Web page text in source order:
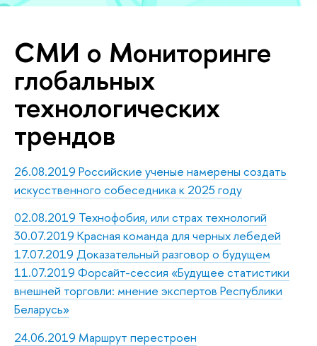
СМИ о Мониторинге
глобальных
технологических
трендов
26.08.2019 Российские ученые намерены создать
искусственного собеседника к 2025 году
02.08.2019 Технофобия, или страх технологий
30.07.2019 Красная команда для черных лебедей
17.07.2019 Доказательный разговор о будущем
11.07.2019 Форсайт-сессия «Будущее статистики
внешней торговли: мнение экспертов Республики
Беларусь»
24.06.2019 Маршрут перестроен